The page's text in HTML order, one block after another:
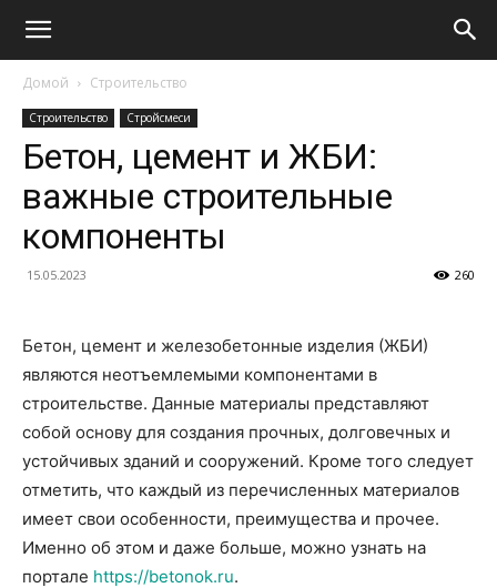
Домой Строительство
Строительство Стройсмеси
Бетон, цемент и ЖБИ:
важные строительные
компоненты
15.05.2023 260
Бетон, цемент и железобетонные изделия (ЖБИ)
являются неотъемлемыми компонентами в
строительстве. Данные материалы представляют
собой основу для создания прочных, долговечных и
устойчивых зданий и сооружений. Кроме того следует
отметить, что каждый из перечисленных материалов
имеет свои особенности, преимущества и прочее.
Именно об этом и даже больше, можно узнать на
портале https://betonok.ru.